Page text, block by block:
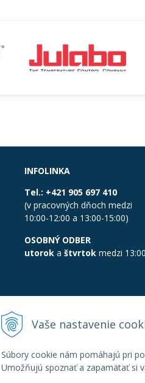
Vaše nastavenie
Súbory cookie nám pomáhajú pri
Umožňujú spoznať a zapamätať si
INFOLINKA
Tel.: +421 905 697 410
(v pracovných dňoch medzi
10:00-12:00 a 13:00-15:00)
OSOBNÝ ODBER
utorok a štvrtok medzi